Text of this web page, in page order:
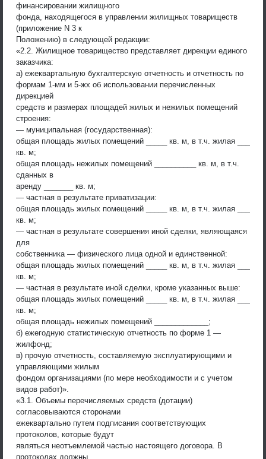
финансировании жилищного
фонда, находящегося в управлении жилищных товариществ
(приложение N 3 к
Положению) в следующей редакции:
«2.2. Жилищное товарищество представляет дирекции единого
заказчика:
а) ежеквартальную бухгалтерскую отчетность и отчетность по
формам 1-мм и 5-жх об использовании перечисленных
дирекцией
средств и размерах площадей жилых и нежилых помещений
строения:
— муниципальная (государственная):
общая площадь жилых помещений _____ кв. м, в т.ч. жилая ___
кв. м;
общая площадь нежилых помещений __________ кв. м, в т.ч.
сданных в
аренду _______ кв. м;
— частная в результате приватизации:
общая площадь жилых помещений _____ кв. м, в т.ч. жилая ___
кв. м;
— частная в результате совершения иной сделки, являющаяся
для
собственника — физического лица одной и единственной:
общая площадь жилых помещений _____ кв. м, в т.ч. жилая ___
кв. м;
— частная в результате иной сделки, кроме указанных выше:
общая площадь жилых помещений _____ кв. м, в т.ч. жилая ___
кв. м;
общая площадь нежилых помещений _____________;
б) ежегодную статистическую отчетность по форме 1 —
жилфонд;
в) прочую отчетность, составляемую эксплуатирующими и
управляющими жилым
фондом организациями (по мере необходимости и с учетом
видов работ)».
«3.1. Объемы перечисляемых средств (дотации)
согласовываются сторонами
ежеквартально путем подписания соответствующих
протоколов, которые будут
являться неотъемлемой частью настоящего договора. В
протоколах должны